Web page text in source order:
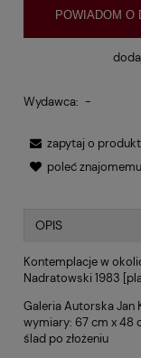
POWIADOM O
Wydawca: -
zapytaj o produkt
poleć znajomemu
OPIS
Kontemplacje w
Nadratowski 1983
Galeria Autorska Jan
wymiary: 67 cm x 48
ślad po złożeniu